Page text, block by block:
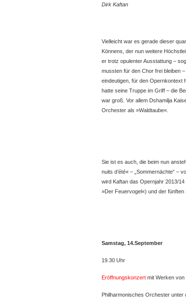
Dirk Kaftan
Vielleicht war es gerade dieser
Könnens, der nun weitere
er trotz opulenter Ausstattung –
mussten für den Chor frei bleiben
eindeutigen, für den Opernkontext
hatte seine Truppe im Griff – die
war groß. Vor allem Dshamilja
Orchester als »Waldtaube«.
Sie ist es auch, die beim nun
nuits d’été« – „Sommernächte“ –
wird Kaftan das Opernjahr 2013/
»Der Feuervogel«) und der fünften
Samstag, 14.September
19.30 Uhr
Eröffnungskonzert mit Werken
Philharmonisches Orchester unter